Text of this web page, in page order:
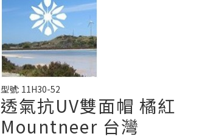
型號: 11H30-52
透氣抗UV雙面帽 橘紅
Mountneer 台灣